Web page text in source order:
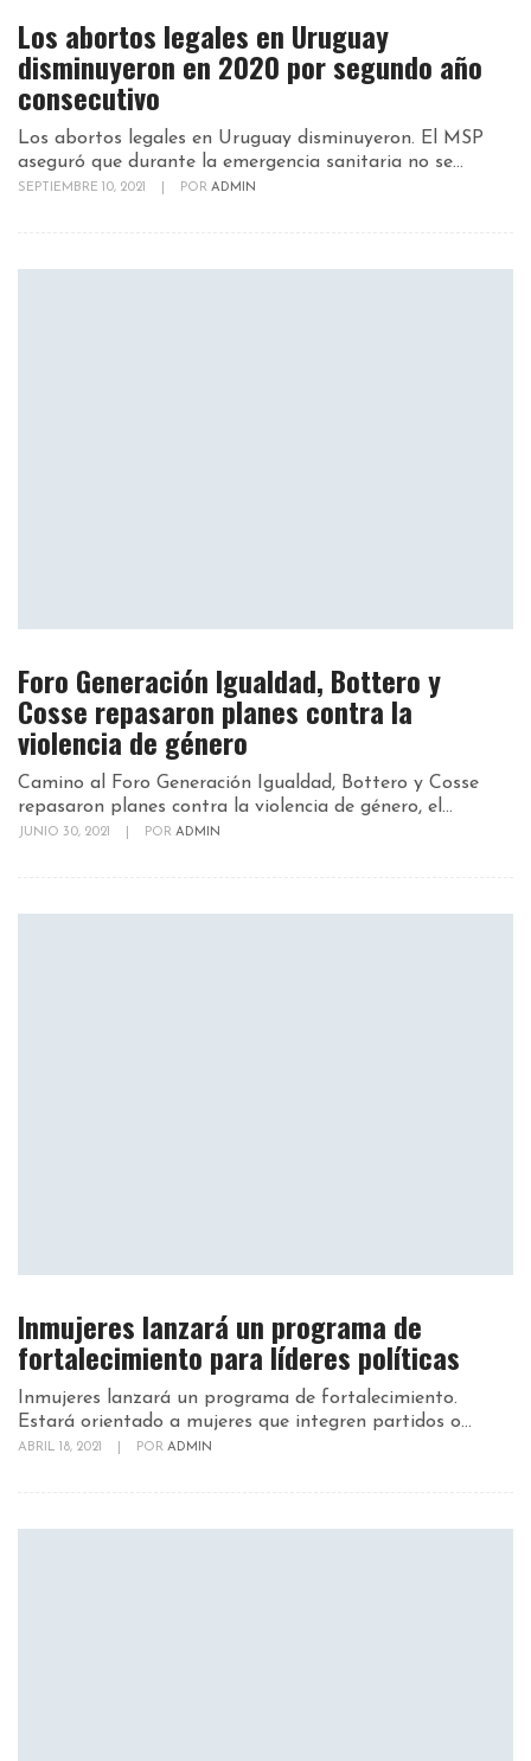
Los abortos legales en Uruguay
disminuyeron en 2020 por segundo año
consecutivo
Los abortos legales en Uruguay disminuyeron. El MSP
aseguró que durante la emergencia sanitaria no se...
SEPTIEMBRE 10, 2021 POR ADMIN
Foro Generación Igualdad, Bottero y
Cosse repasaron planes contra la
violencia de género
Camino al Foro Generación Igualdad, Bottero y Cosse
repasaron planes contra la violencia de género, el...
JUNIO 30, 2021 POR ADMIN
Inmujeres lanzará un programa de
fortalecimiento para líderes políticas
Inmujeres lanzará un programa de fortalecimiento.
Estará orientado a mujeres que integren partidos o...
ABRIL 18, 2021 POR ADMIN